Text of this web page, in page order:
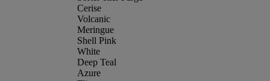
Cerise
Volcanic
Meringue
Shell Pink
White
Deep Teal
Azure